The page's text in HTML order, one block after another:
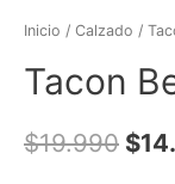
Inicio / Calzado /
Tacon
$19.990 $